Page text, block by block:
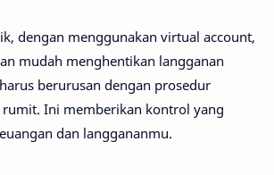
dengan menggunakan virtual account,
mudah menghentikan langganan
berurusan dengan prosedur
rumit. Ini memberikan kontrol yang
dan langgananmu.